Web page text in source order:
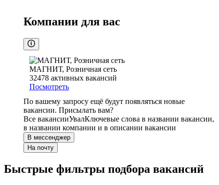
Компании для вас
МАГНИТ, Розничная сеть
32478 активных вакансий
Посмотреть
По вашему запросу ещё будут появляться новые
вакансии. Присылать вам?
Все вакансииУвалКлючевые слова в названии вакансии,
в названии компании и в описании вакансии
В мессенджер
На почту
Быстрые фильтры подбора вакансий